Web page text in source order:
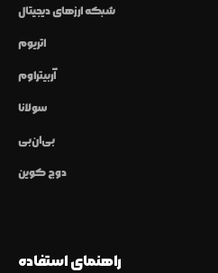
شبکه ارزهای دیجیتال
اتریوم
آربیتراوم
سولانا
بی‌ان‌بی
دوج کوین
راهنمای استفاده